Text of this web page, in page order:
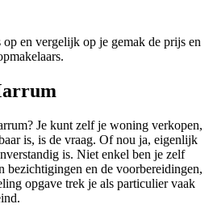
en vergelijk op je gemak de prijs en
Je kunt zelf je woning verkopen,
is, is de vraag. Of nou ja, eigenlijk
is. Niet enkel ben je zelf
bezichtigingen en de voorbereidingen,
opgave trek je als particulier vaak